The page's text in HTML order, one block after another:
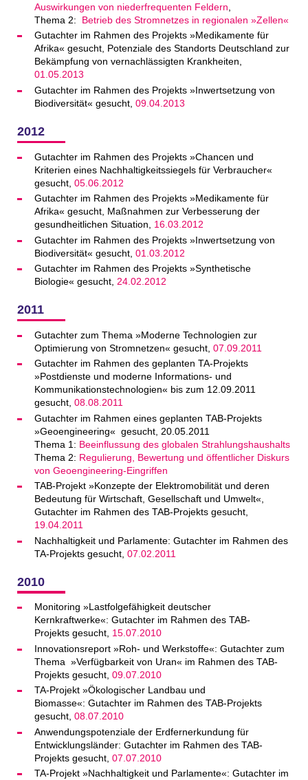
Auswirkungen von niederfrequenten Feldern
Thema 2:
Betrieb des Stromnetzes in regionalen »Zellen«
Gutachter im Rahmen des Projekts »Medikamente für
Afrika« gesucht, Potenziale des Standorts Deutschland zur
Bekämpfung von vernachlässigten Krankheiten,
01.05.2013
Gutachter im Rahmen des Projekts »Inwertsetzung von
Biodiversität« gesucht, 09.04.2013
2012
Gutachter im Rahmen des Projekts »Chancen und
Kriterien eines Nachhaltigkeitssiegels für Verbraucher«
gesucht, 05.06.2012
Gutachter im Rahmen des Projekts »Medikamente für
Afrika« gesucht, Maßnahmen zur Verbesserung der
gesundheitlichen Situation, 16.03.2012
Gutachter im Rahmen des Projekts »Inwertsetzung von
Biodiversität« gesucht, 01.03.2012
Gutachter im Rahmen des Projekts »Synthetische
Biologie« gesucht, 24.02.2012
2011
Gutachter zum Thema »Moderne Technologien zur
Optimierung von Stromnetzen« gesucht, 07.09.2011
Gutachter im Rahmen des geplanten TA-Projekts
»Postdienste und moderne Informations- und
Kommunikationstechnologien« bis zum 12.09.2011
gesucht, 08.08.2011
Gutachter im Rahmen eines geplanten TAB-Projekts
»Geoengineering« gesucht, 20.05.2011
Thema 1: Beeinflussung des globalen Strahlungshaushalts
Thema 2: Regulierung, Bewertung und öffentlicher Diskurs
von Geoengineering-Eingriffen
TAB-Projekt »Konzepte der Elektromobilität und deren
Bedeutung für Wirtschaft, Gesellschaft und Umwelt«,
Gutachter im Rahmen des TAB-Projekts gesucht,
19.04.2011
Nachhaltigkeit und Parlamente: Gutachter im Rahmen des
TA-Projekts gesucht, 07.02.2011
2010
Monitoring »Lastfolgefähigkeit deutscher
Kernkraftwerke«: Gutachter im Rahmen des TAB-
Projekts gesucht, 15.07.2010
Innovationsreport »Roh- und Werkstoffe«: Gutachter zum
Thema »Verfügbarkeit von Uran« im Rahmen des TAB-
Projekts gesucht, 09.07.2010
TA-Projekt »Ökologischer Landbau und
Biomasse«: Gutachter im Rahmen des TAB-Projekts
gesucht, 08.07.2010
Anwendungspotenziale der Erdfernerkundung für
Entwicklungsländer: Gutachter im Rahmen des TAB-
Projekts gesucht, 07.07.2010
TA-Projekt »Nachhaltigkeit und Parlamente«: Gutachter im